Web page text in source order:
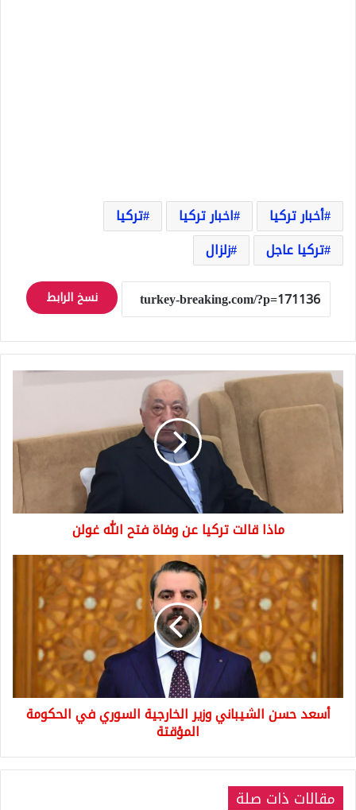
أخبار تركيا اخبار تركيا
تركيا
تركيا عاجل
زلزال
نسخ الرابط
ماذا
قالت
تركيا
عن
وفاة
ماذا قالت تركيا عن وفاة فتح الله غولن
الشيباني
الخارجية
السوري
الحكومة
المؤقتة
أسعد حسن الشيباني وزير الخارجية السوري في الحكومة
المؤقتة
مقالات ذات صلة